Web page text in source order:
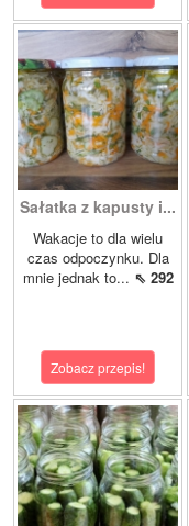
Sałatka z kapusty i...
Wakacje to dla wielu
czas odpoczynku. Dla
mnie jednak to... ⇖ 292
Zobacz przepis!